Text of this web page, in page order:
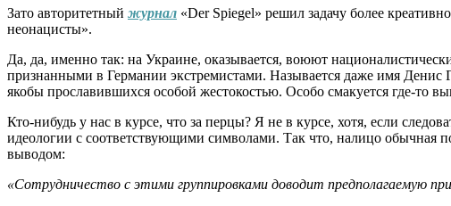
Зато авторитетный журнал «Der Spiegel» решил задачу более
неонацисты».
Да, да, именно так: на Украине, оказывается, воюют
признанными в Германии экстремистами. Называется даже имя
якобы прославившихся особой жестокостью. Особо смакуется где-то
Кто-нибудь у нас в курсе, что за перцы? Я не в курсе, хотя, если
идеологии с соответствующими символами. Так что, налицо обычная
выводом:
«Сотрудничество с этими группировками доводит предполагаемую